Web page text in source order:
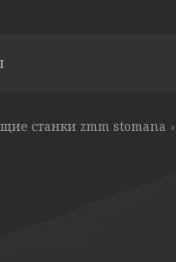
станки zmm stomana